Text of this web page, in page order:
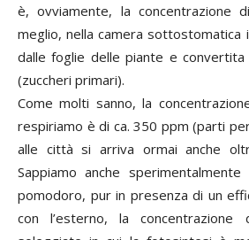
è, ovviamente, la concentrazione
meglio, nella camera sottostomatica
dalle foglie delle piante e convertita
(zuccheri primari).
Come molti sanno, la
respiriamo è di ca. 350 ppm (parti
alle città si arriva ormai anche
Sappiamo anche
pomodoro, pur in presenza di un
con l’esterno, la concentrazione